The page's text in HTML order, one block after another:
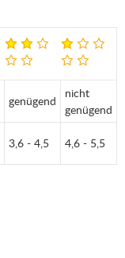
genügend
nicht
genügend
3,6 - 4,5 4,6 - 5,5